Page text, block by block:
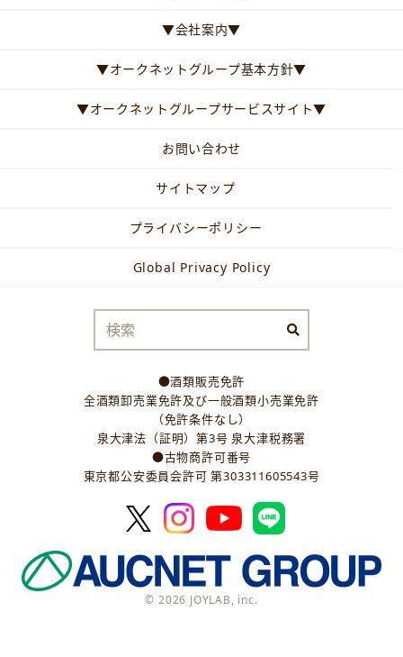
▼会社案内▼
▼オークネットグループ基本方針▼
▼オークネットグループサービスサイト▼
お問い合わせ
サイトマップ
プライバシーポリシー
Global Privacy Policy
●酒類販売免許
全酒類卸売業免許及び一般酒類小売業免許
（免許条件なし）
泉大津法（証明）第3号 泉大津税務署
●古物商許可番号
東京都公安委員会許可 第303311605543号
© 2026 JOYLAB, inc.